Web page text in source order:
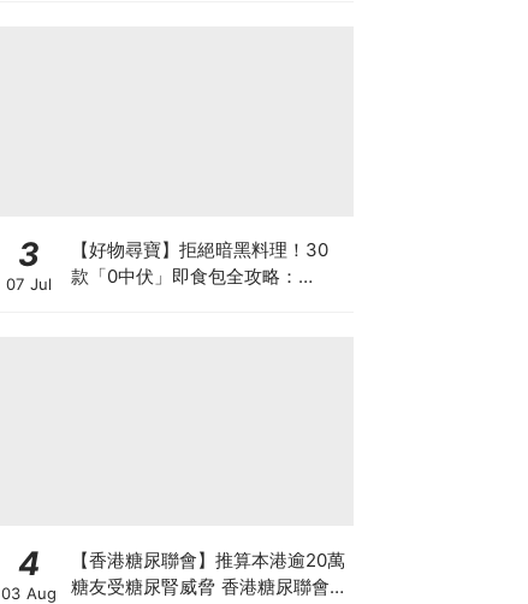
3
07 Jul
【好物尋寶】拒絕暗黑料理！30
款「0中伏」即食包全攻略：
4
03 Aug
【香港糖尿聯會】推算本港逾20萬
糖友受糖尿腎威脅 香港糖尿聯會